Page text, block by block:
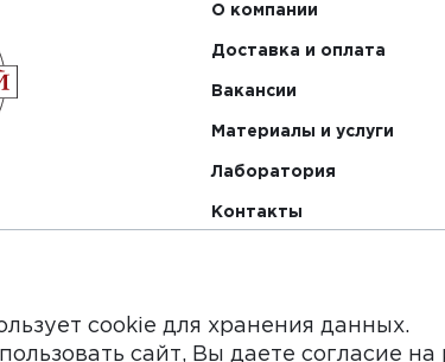
О компании
Доставка и оплата
Вакансии
Материалы и услуги
Лаборатория
Контакты
cookie для хранения данных.
сайт, Вы даете согласие